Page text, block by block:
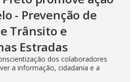
- Prevenção de
Trânsito e
Estradas
dos colaboradores
a informação, cidadania e a